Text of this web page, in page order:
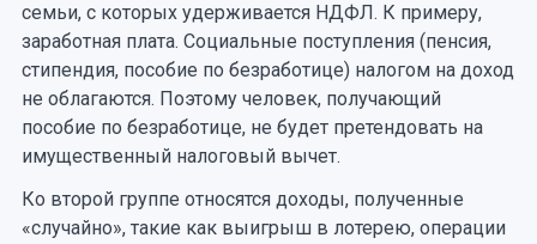
семьи, с которых удерживается НДФЛ. К примеру,
заработная плата. Социальные поступления (пенсия,
стипендия, пособие по безработице) налогом на доход
не облагаются. Поэтому человек, получающий
пособие по безработице, не будет претендовать на
имущественный налоговый вычет.
Ко второй группе относятся доходы, полученные
«случайно», такие как выигрыш в лотерею, операции